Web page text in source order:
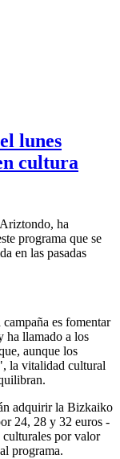
lunes
cultura
ha
programa que se
en las pasadas
es fomentar
ha llamado a los
aunque los
la vitalidad cultural
adquirir la Bizkaiko
24, 28 y 32 euros -
por valor
programa.